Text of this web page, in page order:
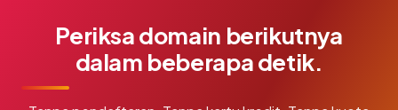
Periksa domain berikutnya
dalam beberapa detik.